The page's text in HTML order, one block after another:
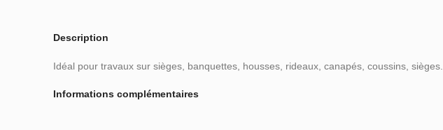
Description
Idéal pour travaux sur sièges, banquettes, housses, rideaux, canapés, coussins, sièges.
Informations complémentaires